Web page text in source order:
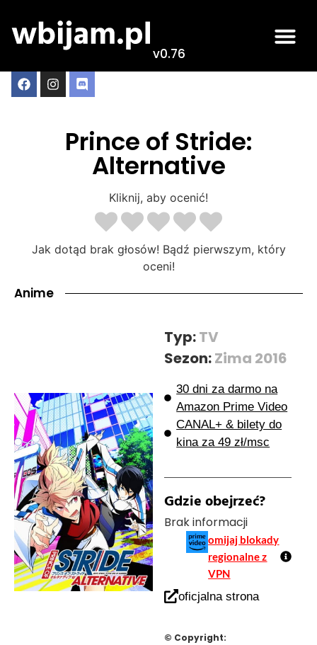
v0.76
Prince of Stride:
Alternative
Kliknij, aby ocenić!
Jak dotąd brak głosów! Bądź pierwszym, który
oceni!
Anime
Typ:TV
Sezon:Zima 2016
30 dni za darmo na
Amazon Prime Video
CANAL+ & bilety do
kina za 49 zł/msc
Gdzie obejrzeć?
Brak informacji
omijaj blokady
regionalne z
VPN
oficjalna strona
© Copyright: